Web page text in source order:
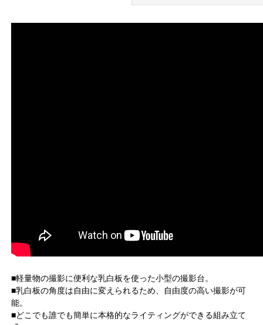
■軽量物の撮影に便利な乳白板を使った小型の撮影台。
■乳白板の角度は自由に変えられるため、自由度の高い撮影が可
能。
■どこでも誰でも簡単に本格的なライティングができる組み立て